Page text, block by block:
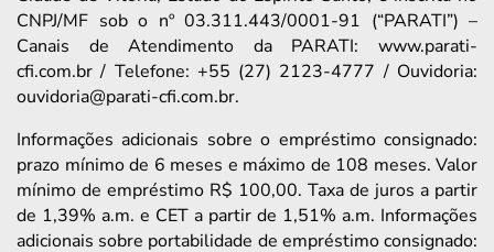
CNPJ/MF sob o nº 03.311.443/0001-91 (“PARATI”) –
Canais de Atendimento da PARATI: www.parati-
cfi.com.br / Telefone: +55 (27) 2123-4777 / Ouvidoria:
ouvidoria@parati-cfi.com.br.
Informações adicionais sobre o empréstimo consignado:
prazo mínimo de 6 meses e máximo de 108 meses. Valor
mínimo de empréstimo R$ 100,00. Taxa de juros a partir
de 1,39% a.m. e CET a partir de 1,51% a.m. Informações
adicionais sobre portabilidade de empréstimo consignado: